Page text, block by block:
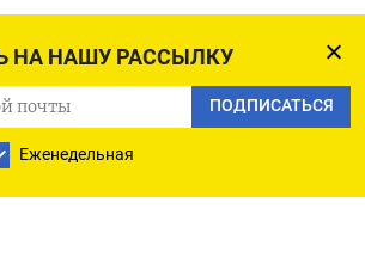
НА НАШУ РАССЫЛКУ
ПОДПИСАТЬСЯ
Еженедельная